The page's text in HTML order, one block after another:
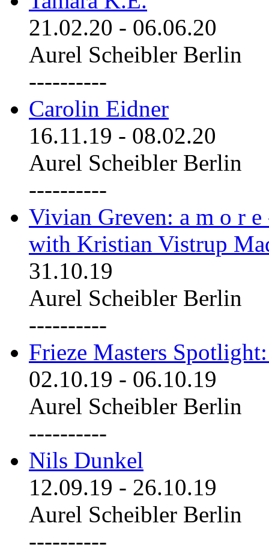
21.02.20 - 06.06.20
Aurel Scheibler Berlin
----------
Carolin Eidner
16.11.19 - 08.02.20
Aurel Scheibler Berlin
----------
Vivian Greven: a m o r
with Kristian Vistrup
31.10.19
Aurel Scheibler Berlin
----------
Frieze Masters
02.10.19 - 06.10.19
Aurel Scheibler Berlin
----------
Nils Dunkel
12.09.19 - 26.10.19
Aurel Scheibler Berlin
----------